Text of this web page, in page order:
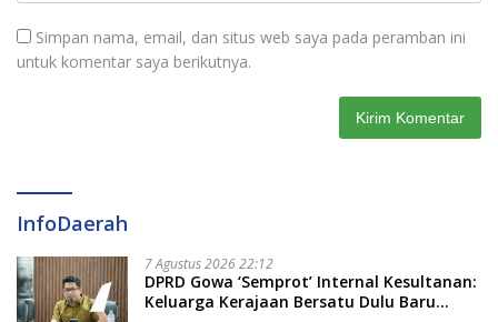
Simpan nama, email, dan situs web saya pada peramban ini
untuk komentar saya berikutnya.
InfoDaerah
7 Agustus 2026 22:12
DPRD Gowa ‘Semprot’ Internal Kesultanan:
Keluarga Kerajaan Bersatu Dulu Baru